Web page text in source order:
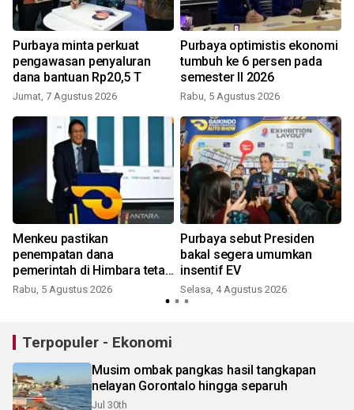
Purbaya minta perkuat
pengawasan penyaluran
dana bantuan Rp20,5 T
Jumat, 7 Agustus 2026
Purbaya optimistis ekonomi
tumbuh ke 6 persen pada
semester II 2026
Rabu, 5 Agustus 2026
Menkeu pastikan
penempatan dana
pemerintah di Himbara tetap
berjalan
Rabu, 5 Agustus 2026
Purbaya sebut Presiden
bakal segera umumkan
insentif EV
Selasa, 4 Agustus 2026
Terpopuler - Ekonomi
Musim ombak pangkas hasil tangkapan
nelayan Gorontalo hingga separuh
Jul 30th